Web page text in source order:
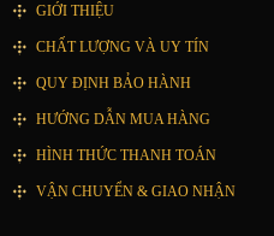
GIỚI THIỆU
CHẤT LƯỢNG VÀ UY TÍN
QUY ĐỊNH BẢO HÀNH
HƯỚNG DẪN MUA HÀNG
HÌNH THỨC THANH TOÁN
VẬN CHUYỂN & GIAO NHẬN